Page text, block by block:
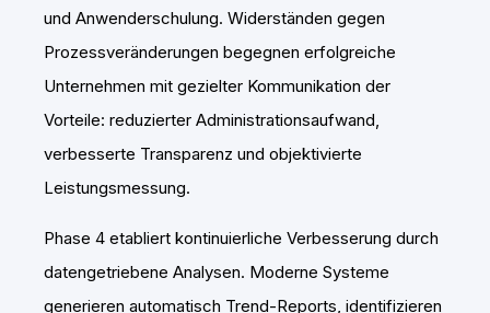
und Anwenderschulung. Widerständen gegen
Prozessveränderungen begegnen erfolgreiche
Unternehmen mit gezielter Kommunikation der
Vorteile: reduzierter Administrationsaufwand,
verbesserte Transparenz und objektivierte
Leistungsmessung.
Phase 4 etabliert kontinuierliche Verbesserung durch
datengetriebene Analysen. Moderne Systeme
generieren automatisch Trend-Reports, identifizieren